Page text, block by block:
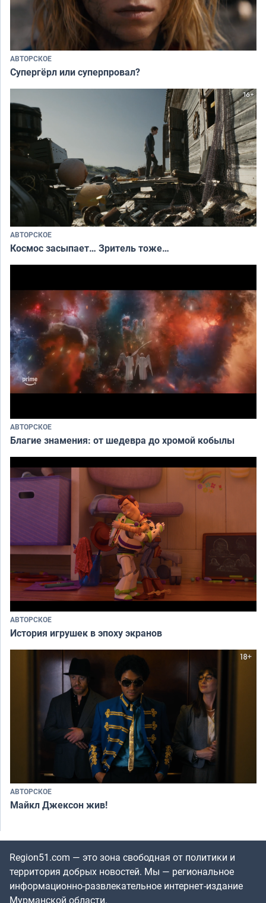
АВТОРСКОЕ
Супергёрл или суперпровал?
АВТОРСКОЕ
Космос засыпает… Зритель тоже…
АВТОРСКОЕ
Благие знамения: от шедевра до хромой кобылы
АВТОРСКОЕ
История игрушек в эпоху экранов
АВТОРСКОЕ
Майкл Джексон жив!
Region51.com — это зона свободная от политики и
территория добрых новостей. Мы — региональное
информационно-развлекательное интернет-издание
Мурманской области.